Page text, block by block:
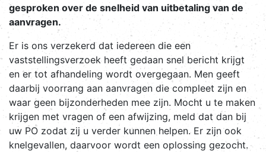
gesproken over de snelheid van uitbetaling van de
aanvragen.
Er is ons verzekerd dat iedereen die een
vaststellingsverzoek heeft gedaan snel bericht krijgt
en er tot afhandeling wordt overgegaan. Men geeft
daarbij voorrang aan aanvragen die compleet zijn en
waar geen bijzonderheden mee zijn. Mocht u te maken
krijgen met vragen of een afwijzing, meld dat dan bij
uw PO zodat zij u verder kunnen helpen. Er zijn ook
knelgevallen, daarvoor wordt een oplossing gezocht.